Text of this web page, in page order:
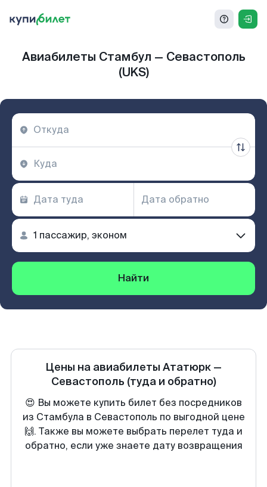
Авиабилеты Стамбул — Севастополь
(UKS)
Найти
Цены на авиабилеты Ататюрк —
Севастополь (туда и обратно)
😍 Вы можете купить билет без посредников
из Стамбула в Севастополь по выгодной цене
🙌. Также вы можете выбрать перелет туда и
обратно, если уже знаете дату возвращения